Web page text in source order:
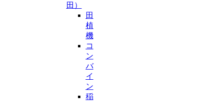
田）
田
植
機
コ
ン
バ
イ
ン
稲